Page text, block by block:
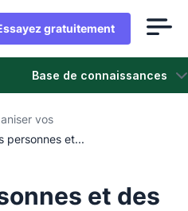
gratuitement
Base de connaissances
vos
personnes et...
et des